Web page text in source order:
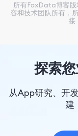
所有FoxData博客版
容和技术团队所有，
接
探索
从App研究、开
建